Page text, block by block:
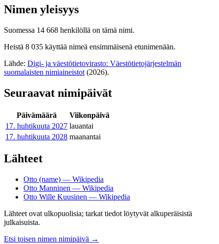
Nimen yleisyys
Suomessa 14 668 henkilöllä on tämä nimi.
Heistä 8 035 käyttää nimeä ensimmäisenä etunimenään.
Lähde: Digi- ja väestötietovirasto: Väestötietojärjestelmän
suomalaisten nimiaineistot (2026).
Seuraavat nimipäivät
Päivämäärä
Viikonpäivä
17. huhtikuuta 2027 lauantai
17. huhtikuuta 2028 maanantai
Lähteet
Otto (name) — Wikipedia
Otto Manninen — Wikipedia
Otto Wille Kuusinen — Wikipedia
Lähteet ovat ulkopuolisia; tarkat tiedot löytyvät alkuperäisistä
julkaisuista.
Etsi toisen nimen nimipäivä →